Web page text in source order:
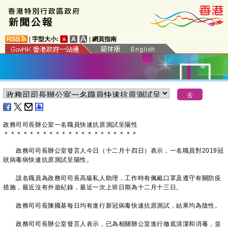
字型大小: 網頁指南
政務司司長辦公室一名職員快速抗原測試呈陽性
＊ ＊ ＊ ＊ ＊ ＊ ＊ ＊ ＊ ＊ ＊ ＊ ＊ ＊ ＊ ＊ ＊ ＊ ＊ ＊ ＊
政務司司長辦公室發言人今日（十二月十四日）表示，一名職員對2019冠
狀病毒病快速抗原測試呈陽性。
該名職員為政務司司長高級私人助理，工作時有佩戴口罩及遵守有關防疫
措施，最近沒有外遊紀錄，最近一次上班日期為十二月十三日。
政務司司長陳國基每日均有進行新冠病毒快速抗原測試，結果均為陰性。
政務司司長辦公室發言人表示，已為相關辦公室進行徹底清潔和消毒，並